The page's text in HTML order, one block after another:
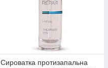
Сироватка протизапальна